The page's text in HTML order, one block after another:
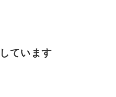
ています